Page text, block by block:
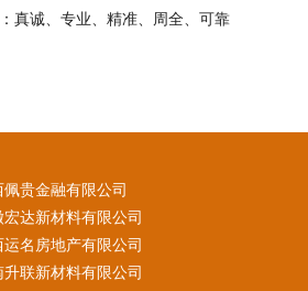
真诚、专业、精准、周全、可靠
佩贵金融有限公司
宏达新材料有限公司
运名房地产有限公司
升联新材料有限公司